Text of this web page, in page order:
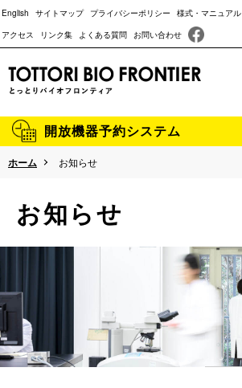
English サイトマップ プライバシーポリシー
様式・マニュアル
アクセス
リンク集 よくある質問 お問い合わせ
当施設について
主な取り組み
動物実験に関する情報開示
開放機器予約システム
ホーム お知らせ
お知らせ